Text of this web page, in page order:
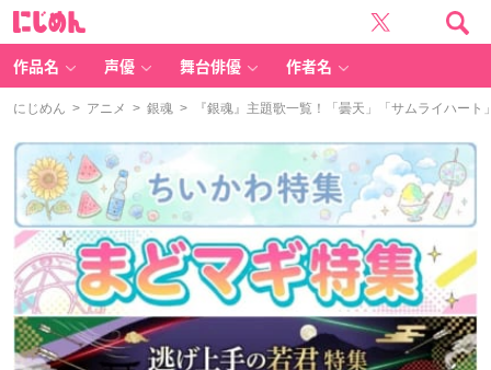
作品名 声優 舞台俳優 作者名
にじめん > アニメ > 銀魂 > 『銀魂』主題歌一覧！「曇天」「サムライハー